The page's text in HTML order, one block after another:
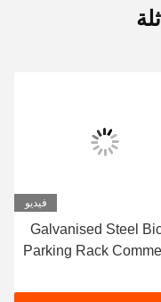
فيديو
Galvanised Steel
Parking Rack